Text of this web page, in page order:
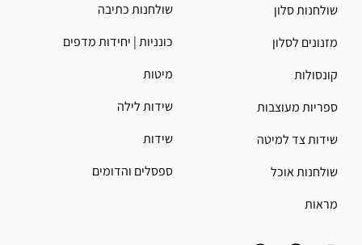
שולחנות סלון
מזנונים לסלון
קונסולות
ספריות מעוצבות
שידות צד למיטה
שולחנות אוכל
מראות
שולחנות כתיבה
כונניות | יחידות מדפים
מיטות
שידות לילה
שידות
ספסלים והדומים